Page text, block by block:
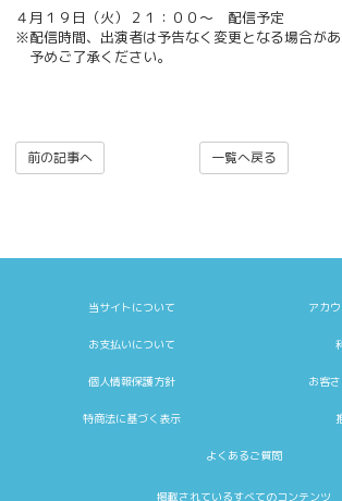
４月１９日（火）２１：００〜 配信予定
※配信時間、出演者は予告なく変更となる場合があ
予めご了承ください。
一覧へ戻る
前の記事へ
当サイトについて アカ
お支払いについて
個人情報保護方針 お客
特商法に基づく表示
よくあるご質問
掲載されているすべてのコンテンツ